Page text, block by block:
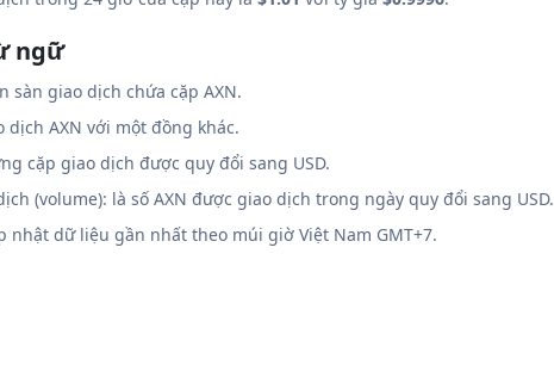
ngữ
sàn giao dịch chứa cặp AXN.
dịch AXN với một đồng khác.
cặp giao dịch được quy đổi sang USD.
(volume): là số AXN được giao dịch trong ngày quy đổi sang USD.
nhật dữ liệu gần nhất theo múi giờ Việt Nam GMT+7.